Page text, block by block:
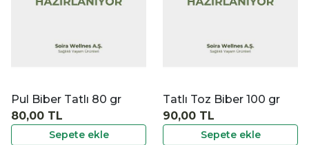
80 gr Tatlı Toz Biber 100 gr